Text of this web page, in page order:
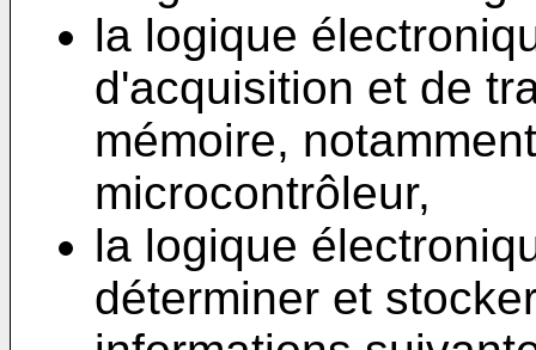
la logique
d'acquisition et de
mémoire,
microcontrôleur,
la logique
déterminer et